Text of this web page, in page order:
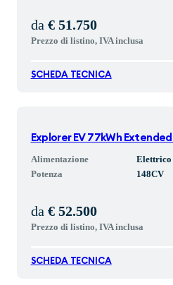
da € 51.750
Prezzo di listino, IVA inclusa
SCHEDA TECNICA
Explorer EV 77kWh
Alimentazione
Elettrico
Potenza
148CV
da € 52.500
Prezzo di listino, IVA inclusa
SCHEDA TECNICA